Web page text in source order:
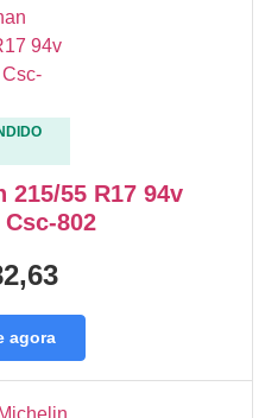
215/55 R17 94v
802
agora